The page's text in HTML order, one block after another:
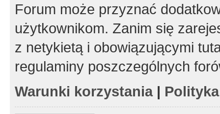
Forum może przyznać
użytkownikom. Zanim się
z netykietą i obowiązującymi
regulaminy poszczególnych
Warunki korzystania|